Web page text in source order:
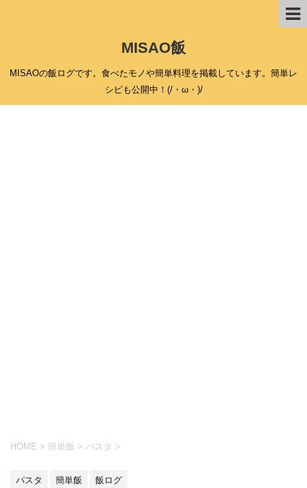
MISAO飯
MISAOの飯ログです。食べたモノや簡単料理を掲載しています。簡単レ
シピも公開中！(/・ω・)/
HOME > 簡単飯 > パスタ >
パスタ 簡単飯 飯ログ